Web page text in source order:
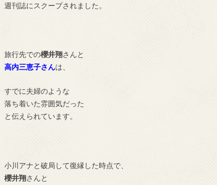
週刊誌にスクープされました。
旅行先での櫻井翔さんと
高内三恵子さんは、
すでに夫婦のような
落ち着いた雰囲気だった
と伝えられています。
小川アナと破局して復縁した時点で、
櫻井翔さんと